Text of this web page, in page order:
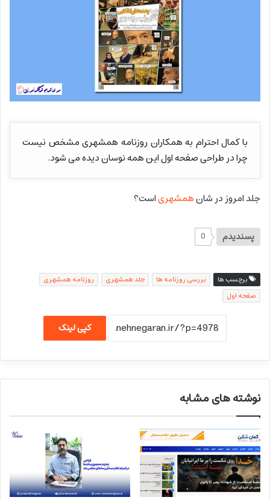
با کمال احترام به همکاران روزنامه همشهری مشخص نیست
چرا در طراحی صفحه اول این همه نوسان دیده می شود.
جلد امروز در شانهمشهریاست؟
پسندیدم 0
برچسب ها بررسی روزنامه ها جلد همشهری
روزنامه همشهری
صفحه اول
کپی لینک
نوشته های مشابه